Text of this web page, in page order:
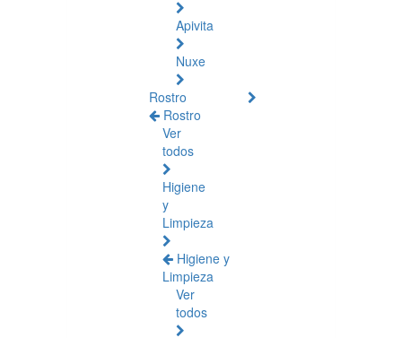
Apivita
Nuxe
Rostro
Rostro
Ver
todos
Higiene
y
Limpieza
Higiene y
Limpieza
Ver
todos